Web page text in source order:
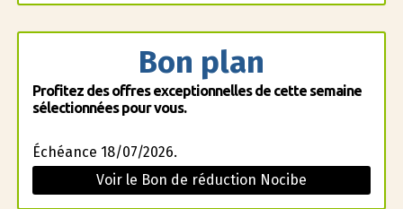
Bon plan
Profitez des offres exceptionnelles de cette semaine
sélectionnées pour vous.
Échéance 18/07/2026.
Voir le Bon de réduction Nocibe